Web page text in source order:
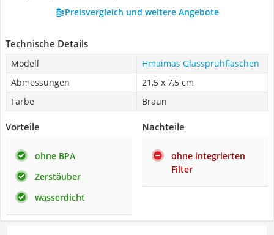
Preisvergleich und weitere Angebote
Technische Details
Modell
Hmaimas Glassprühflaschen
Abmessungen
21,5 x 7,5 cm
Farbe
Braun
Vorteile
ohne BPA
Zerstäuber
wasserdicht
Nachteile
ohne integrierten
Filter